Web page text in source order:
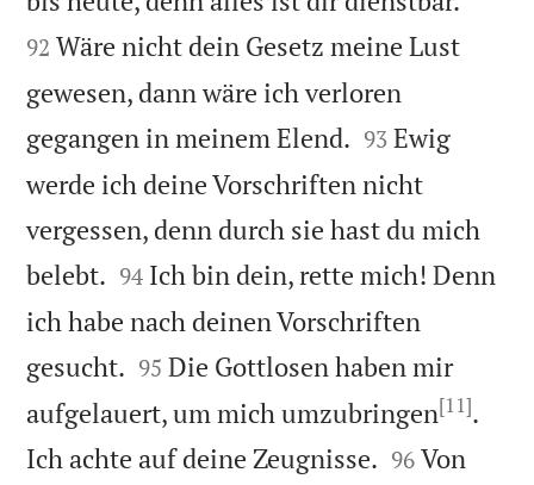
92 Wäre nicht dein Gesetz meine Lust
gewesen, dann wäre ich verloren
gegangen in meinem Elend. 

93 Ewig
werde ich deine Vorschriften nicht
vergessen, denn durch sie hast du mich
belebt. 

94 Ich bin dein, rette mich! Denn
ich habe nach deinen Vorschriften
gesucht. 

95 Die Gottlosen haben mir
aufgelauert, um mich umzubringen[11].
Ich achte auf deine Zeugnisse. 

96 Von